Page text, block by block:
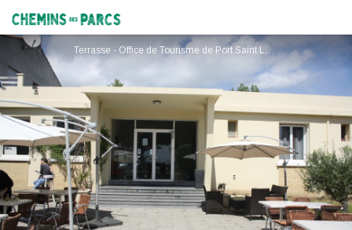
Chemins des Parcs
Terrasse - Office de Tourisme de Port Saint Louis du Rhône